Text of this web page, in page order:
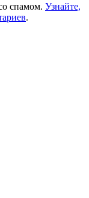
спамом. Узнайте,
.